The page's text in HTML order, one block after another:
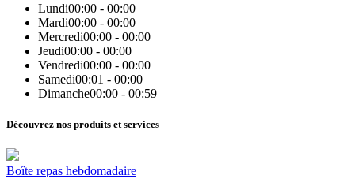
Lundi00:00 - 00:00
Mardi00:00 - 00:00
Mercredi00:00 - 00:00
Jeudi00:00 - 00:00
Vendredi00:00 - 00:00
Samedi00:01 - 00:00
Dimanche00:00 - 00:59
Découvrez nos produits et services
Boîte repas hebdomadaire